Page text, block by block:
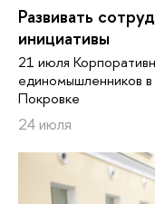
Развивать
инициативы
21 июля
единомышленников
Покровке
24 июля